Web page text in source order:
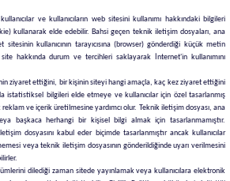
ve kullanıcıların web sitesini kullanımı hakkındaki bilgileri
kullanarak elde edebilir. Bahsi geçen teknik iletişim dosyaları, ana
kullanıcının tarayıcısına (browser) gönderdiği küçük metin
hakkında durum ve tercihleri saklayarak İnternet'in kullanımını
ziyaret ettiğini, bir kişinin siteyi hangi amaçla, kaç kez ziyaret ettiğini
istatistiksel bilgileri elde etmeye ve kullanıcılar için özel tasarlanmış
ve içerik üretilmesine yardımcı olur. Teknik iletişim dosyası, ana
başkaca herhangi bir kişisel bilgi almak için tasarlanmamıştır.
dosyasını kabul eder biçimde tasarlanmıştır ancak kullanıcılar
veya teknik iletişim dosyasının gönderildiğinde uyarı verilmesini
dilediği zaman sitede yayınlamak veya kullanıcılara elektronik